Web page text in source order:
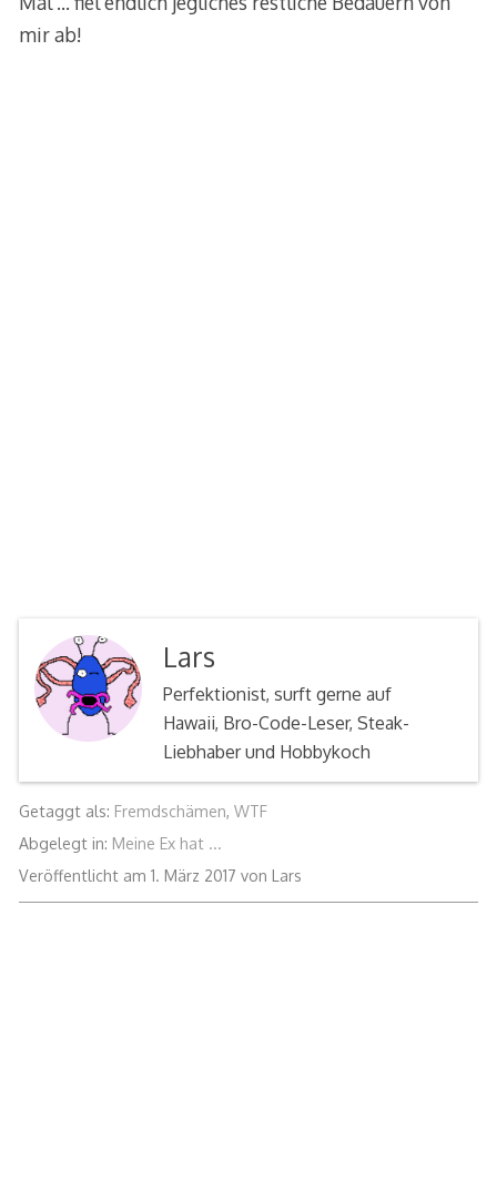
mir ab!
Lars
Perfektionist, surft gerne auf
Hawaii, Bro-Code-Leser, Steak-
Liebhaber und Hobbykoch
Getaggt als: Fremdschämen, WTF
Abgelegt in: Meine Ex hat ...
Veröffentlicht am 1. März 201723.
Februar
von Lars